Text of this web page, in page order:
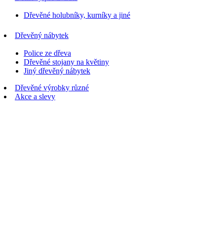
Dřevěné holubníky, kurníky a jiné
Dřevěný nábytek
Police ze dřeva
Dřevěné stojany na květiny
Jiný dřevěný nábytek
Dřevěné výrobky různé
Akce a slevy